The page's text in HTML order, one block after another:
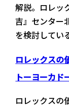
解説。ロレッ
吉』センター
を検討してい
ロレックスの
トーヨーカド
ロレックスの